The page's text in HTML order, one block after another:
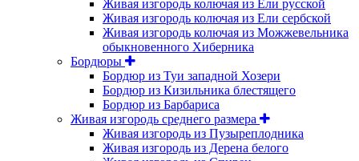
Живая изгородь колючая из Ели русской
Живая изгородь колючая из Ели сербской
Живая изгородь колючая из Можжевельника
обыкновенного Хиберника
Бордюры
Бордюр из Туи западной Хозери
Бордюр из Кизильника блестящего
Бордюр из Барбариса
Живая изгородь среднего размера
Живая изгородь из Пузыреплодника
Живая изгородь из Дерена белого